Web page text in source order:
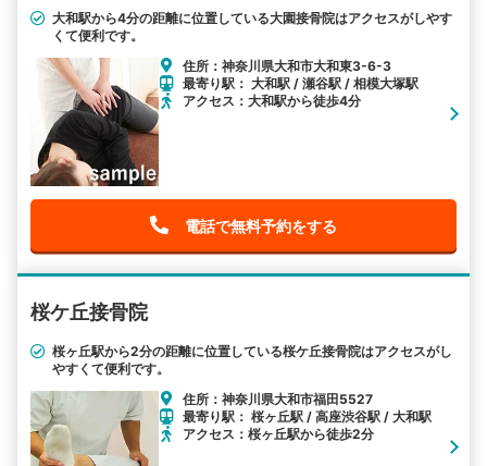
大和駅から4分の距離に位置している大園接骨院はアクセスがしやす
くて便利です。
住所：神奈川県大和市大和東3-6-3
最寄り駅： 大和駅 / 瀬谷駅 / 相模大塚駅
アクセス：大和駅から徒歩4分
電話で無料予約をする
桜ケ丘接骨院
桜ヶ丘駅から2分の距離に位置している桜ケ丘接骨院はアクセスがし
やすくて便利です。
住所：神奈川県大和市福田5527
最寄り駅： 桜ヶ丘駅 / 高座渋谷駅 / 大和駅
アクセス：桜ヶ丘駅から徒歩2分